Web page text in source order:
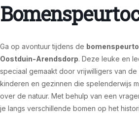
Ga op avontuur tijdens de
Oostduin-Arendsdorp. Deze leuke en
speciaal gemaakt door vrijwilligers van
kinderen en gezinnen die spelenderwijs
over de natuur. Met behulp van een
je langs verschillende bomen op het